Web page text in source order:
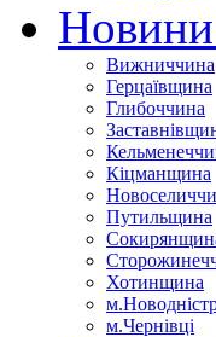
Новини
Вижниччина
Герцаївщина
Глибоччина
Кіцманщина
Путильщина
Хотинщина
м.Чернівці